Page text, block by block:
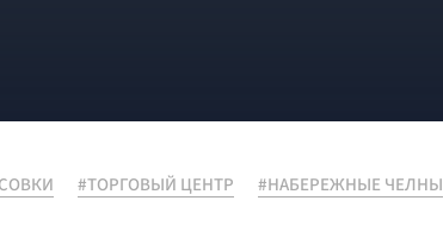
#ТОРГОВЫЙ ЦЕНТР #НАБЕРЕЖНЫЕ ЧЕЛНЫ